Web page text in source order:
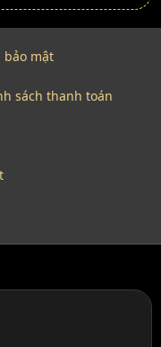
bảo mật
sách thanh toán